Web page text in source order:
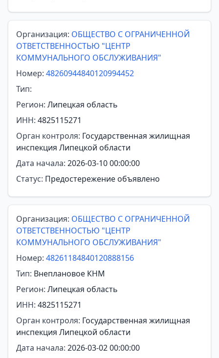
Организация: ОБЩЕСТВО С ОГРАНИЧЕННОЙ
ОТВЕТСТВЕННОСТЬЮ "ЦЕНТР
КОММУНАЛЬНОГО ОБСЛУЖИВАНИЯ"
Номер: 48260944840120994452
Тип:
Регион: Липецкая область
ИНН: 4825115271
Орган контроля: Государственная жилищная
инспекция Липецкой области
Дата начала: 2026-03-10 00:00:00
Статус: Предостережение объявлено
Организация: ОБЩЕСТВО С ОГРАНИЧЕННОЙ
ОТВЕТСТВЕННОСТЬЮ "ЦЕНТР
КОММУНАЛЬНОГО ОБСЛУЖИВАНИЯ"
Номер: 48261184840120888156
Тип: Внеплановое КНМ
Регион: Липецкая область
ИНН: 4825115271
Орган контроля: Государственная жилищная
инспекция Липецкой области
Дата начала: 2026-03-02 00:00:00